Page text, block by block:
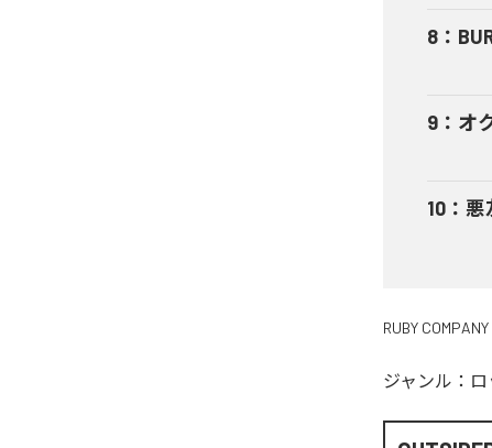
8 ：
9 ： オ
10 ： 悪
RUBY COMPANY
ジャンル： ロ